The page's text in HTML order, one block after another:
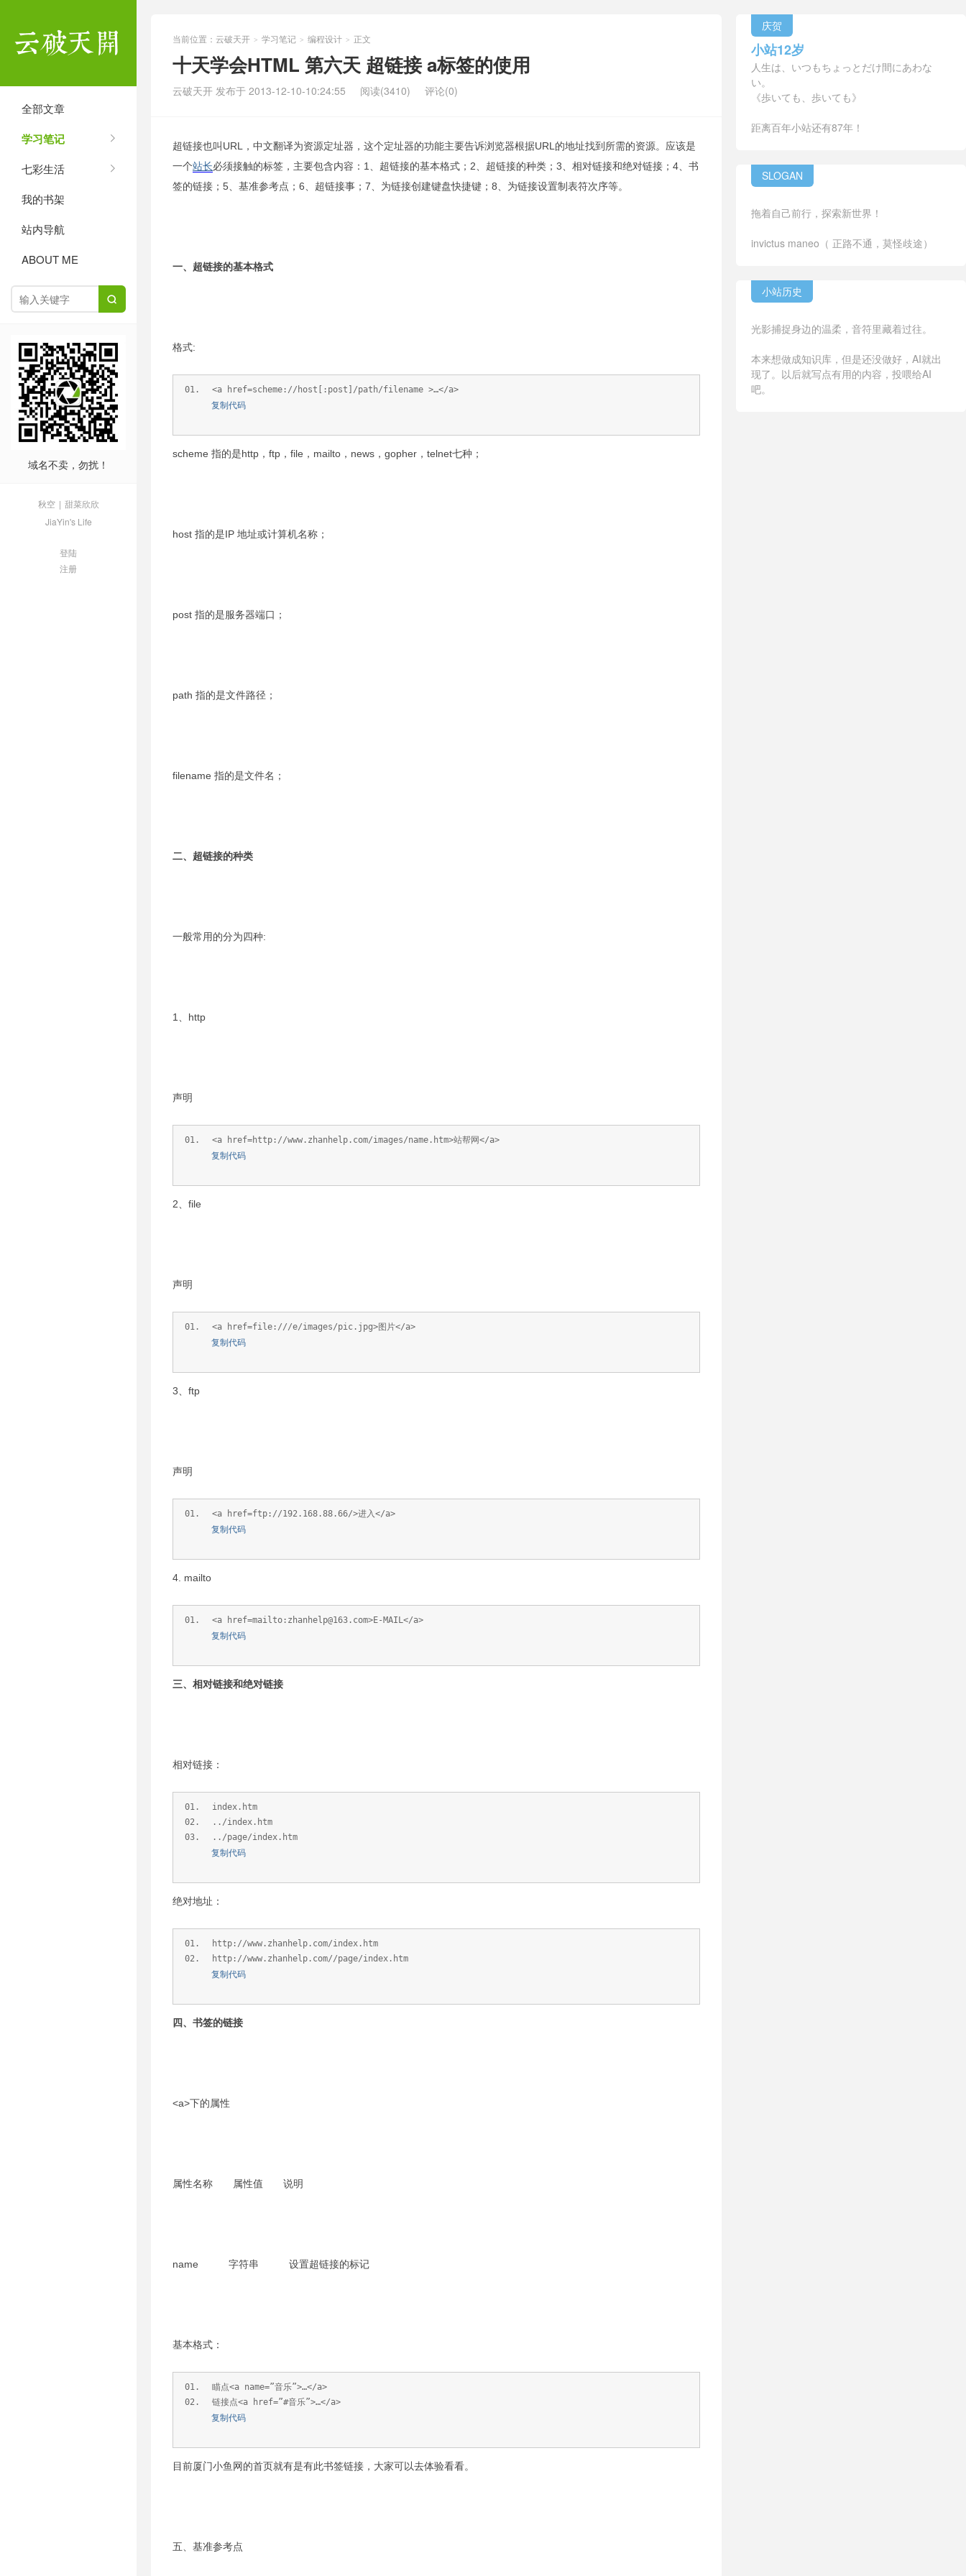
全部文章
学习笔记
七彩生活
我的书架
站内导航
ABOUT ME

域名不卖，勿扰！
秋空 | 甜菜欣欣
JiaYin's Life
登陆
注册
当前位置： 云破天开 > 学习笔记 > 编程设计 > 正文
十天学会HTML 第六天 超链接 a标签的使用
云破天开 发布于 2013-12-10-10:24:55 阅读(3410) 评论(0)
超链接也叫URL，中文翻译为资源定址器，这个定址器的功能主要告诉浏览器根据URL的地址找到所需的资源。应该是
一个站长必须接触的标签，主要包含内容：1、超链接的基本格式；2、超链接的种类；3、相对链接和绝对链接；4、书
签的链接；5、基准参考点；6、超链接事；7、为链接创建键盘快捷键；8、为链接设置制表符次序等。
一、超链接的基本格式
格式:
<a href=scheme://host[:post]/path/filename >…</a>
复制代码
scheme 指的是http，ftp，file，mailto，news，gopher，telnet七种；
host 指的是IP 地址或计算机名称；
post 指的是服务器端口；
path 指的是文件路径；
filename 指的是文件名；
二、超链接的种类
一般常用的分为四种:
1、http
声明
<a href=http://www.zhanhelp.com/images/name.htm>站帮网</a>
复制代码
2、file
声明
<a href=file:///e/images/pic.jpg>图片</a>
复制代码
3、ftp
声明
<a href=ftp://192.168.88.66/>进入</a>
复制代码
4. mailto
<a href=mailto:zhanhelp@163.com>E-MAIL</a>
复制代码
三、相对链接和绝对链接
相对链接：
index.htm
../index.htm
../page/index.htm
复制代码
绝对地址：
http://www.zhanhelp.com/index.htm
http://www.zhanhelp.com//page/index.htm
复制代码
四、书签的链接
<a>下的属性
属性名称 属性值 说明
name 字符串 设置超链接的标记
基本格式：
瞄点<a name=”音乐”>…</a>
链接点<a href=”#音乐”>…</a>
复制代码
目前厦门小鱼网的首页就有是有此书签链接，大家可以去体验看看。
五、基准参考点
庆贺
小站12岁
人生は、いつもちょっとだけ間にあわな
い。
《歩いても、歩いても》
距离百年小站还有87年！
SLOGAN
拖着自己前行，探索新世界！
invictus maneo（ 正路不通，莫怪歧途）
小站历史
光影捕捉身边的温柔，音符里藏着过往。
本来想做成知识库，但是还没做好，AI就出
现了。以后就写点有用的内容，投喂给AI
吧。